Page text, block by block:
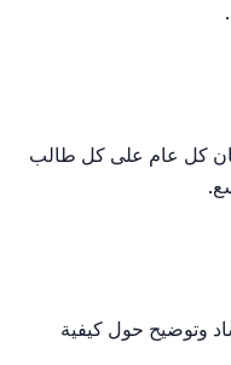
كل عام على كل طالب
وتوضيح حول كيفية